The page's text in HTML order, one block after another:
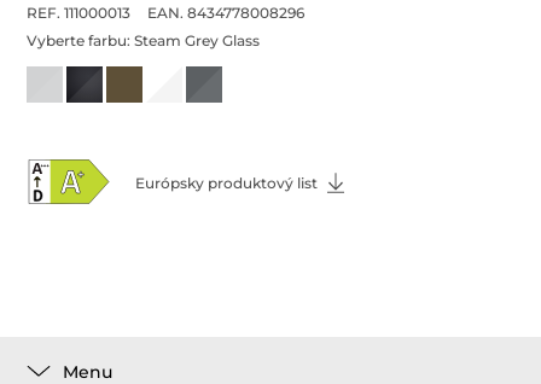
REF. 111000013
EAN. 8434778008296
Vyberte farbu:Steam Grey Glass
Európsky produktový list
Menu